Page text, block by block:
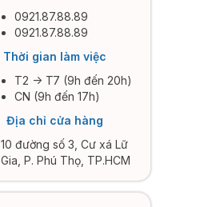
0921.87.88.89
0921.87.88.89
Thời gian làm việc
T2 -> T7 (9h đến 20h)
CN (9h đến 17h)
Địa chỉ cửa hàng
10 đường số 3, Cư xá Lữ
Gia, P. Phú Thọ, TP.HCM